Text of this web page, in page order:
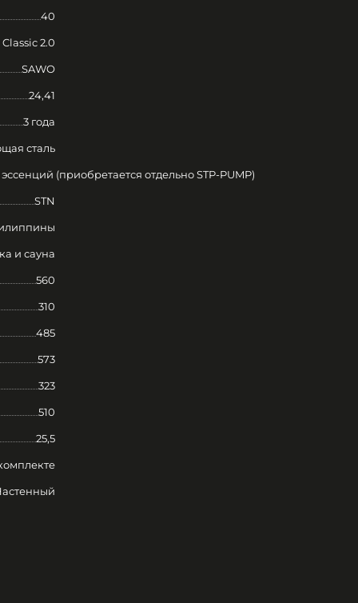
40
2.0
SAWO
24,41
3 года
сталь
(приобретается отдельно STP-PUMP)
STN
и сауна
560
310
485
573
323
510
25,5